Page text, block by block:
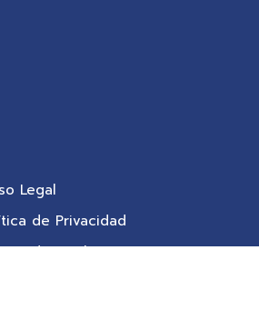
Legal
de Privacidad
de Cookies